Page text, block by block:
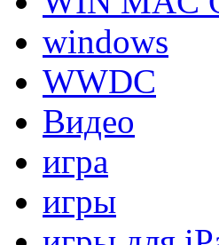
windows
WWDC
Видео
игра
игры